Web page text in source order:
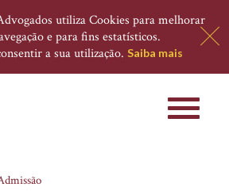
utiliza Cookies para melhorar
e para fins estatísticos.
a sua utilização. Saiba mais
Toggle